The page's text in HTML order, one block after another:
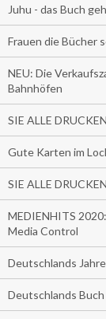
Juhu - das Buch
Frauen die Bücher
NEU: Die
Bahnhöfen
SIE ALLE
Gute Karten im
SIE ALLE
MEDIENHITS
Media Control
Deutschlands
Deutschlands